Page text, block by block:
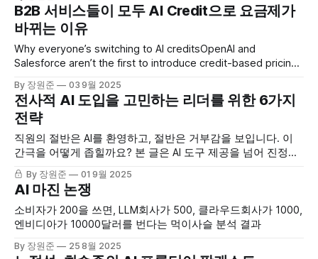
B2B 서비스들이 모두 AI Credit으로 요금제가
바뀌는 이유
Why everyone’s switching to AI creditsOpenAI and
Salesforce aren’t the first to introduce credit-based pricing,
Growth UnhingedKyle Poyar 1) AI를 적극적으로 쓰는 10%의
유저가 서비스 전체 Token의 비중이 너무 높아져서 원가 감당
이
By 장원준 03 9월 2025
전사적 AI 도입을 고민하는 리더를 위한 6가지
전략
직원의 절반은 AI를 환영하고, 절반은 거부감을 보입니다. 이
간극을 어떻게 좁힐까요? 본 글은 AI 도구 제공을 넘어 진정한
배정, 교육 체계, 성과 측정까지 바로 적용 가능한 실무 가이드.
By 장원준 01 9월 2025
AI 마진 논쟁
소비자가 200을 쓰면, LLM회사가 500, 클라우드회사가 1000,
엔비디아가 10000달러를 번다는 먹이사슬 분석 결과
By 장원준 25 8월 2025